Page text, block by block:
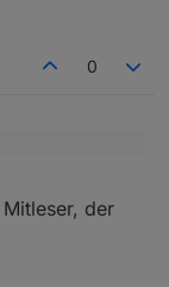
0
Sinn ergeben.
dasselbe und
SOH
finden .
als ASOC.
der